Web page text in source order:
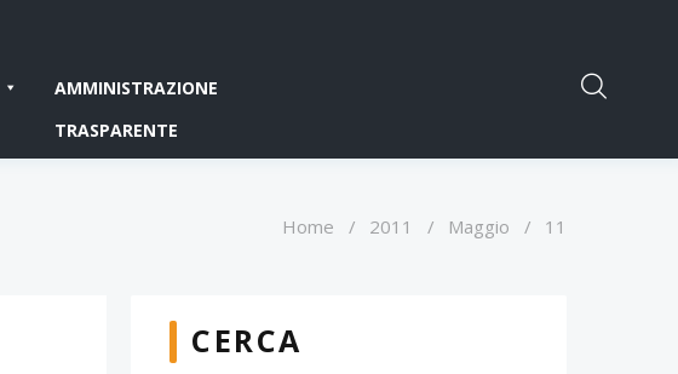
AMMINISTRAZIONE
TRASPARENTE
Home / 2011 / Maggio / 11
CERCA